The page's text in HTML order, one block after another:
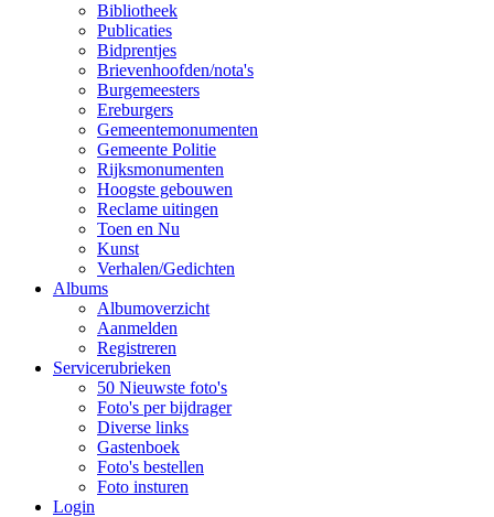
Bibliotheek
Publicaties
Bidprentjes
Brievenhoofden/nota's
Burgemeesters
Ereburgers
Gemeentemonumenten
Gemeente Politie
Rijksmonumenten
Hoogste gebouwen
Reclame uitingen
Toen en Nu
Kunst
Verhalen/Gedichten
Albums
Albumoverzicht
Aanmelden
Registreren
Servicerubrieken
50 Nieuwste foto's
Foto's per bijdrager
Diverse links
Gastenboek
Foto's bestellen
Foto insturen
Login